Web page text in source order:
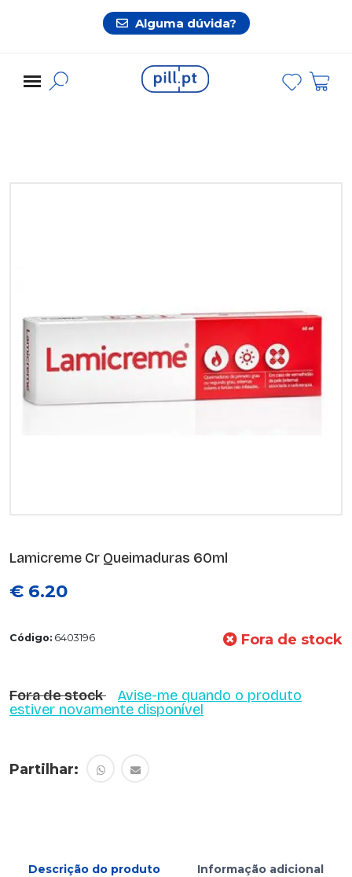
Alguma dúvida?
Lamicreme Cr Queimaduras 60ml
€ 6.20
Código: 6403196 Fora de stock
Fora de stock
Avise-me quando o produto
estiver novamente disponível
Partilhar:
Descrição do produto Informação adicional